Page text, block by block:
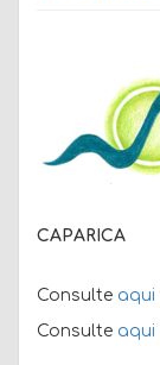
CAPARICA
Consulte aqui
Consulte aqui